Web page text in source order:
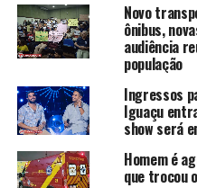
Novo
ônibus,
audiência
população
Ingressos
Iguaçu
show será
Homem é
que trocou